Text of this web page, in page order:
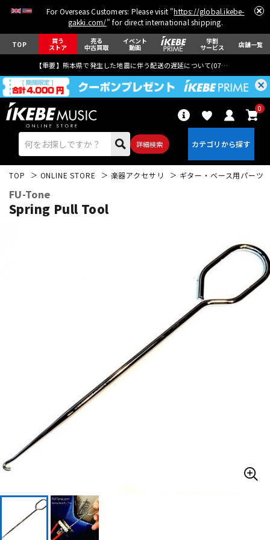
For Overseas Customers: Please visit "https://global.ikebe-
gakki.com/" for direct international shipping.
TOP 買う
ストア
売る
中古買取
イベント
動画
学割
サービス 店舗一覧
【重要】熊本県で発生した地震に伴う配送の遅延について(07月29日
詳細検索
0
アコギ/エレアコ
ウクレレ
パーカッション
管楽器
DJ機器
TOP ONLINE STORE 楽器アクセサリ ギター・ベース用パーツ
FU-Tone
Spring Pull Tool